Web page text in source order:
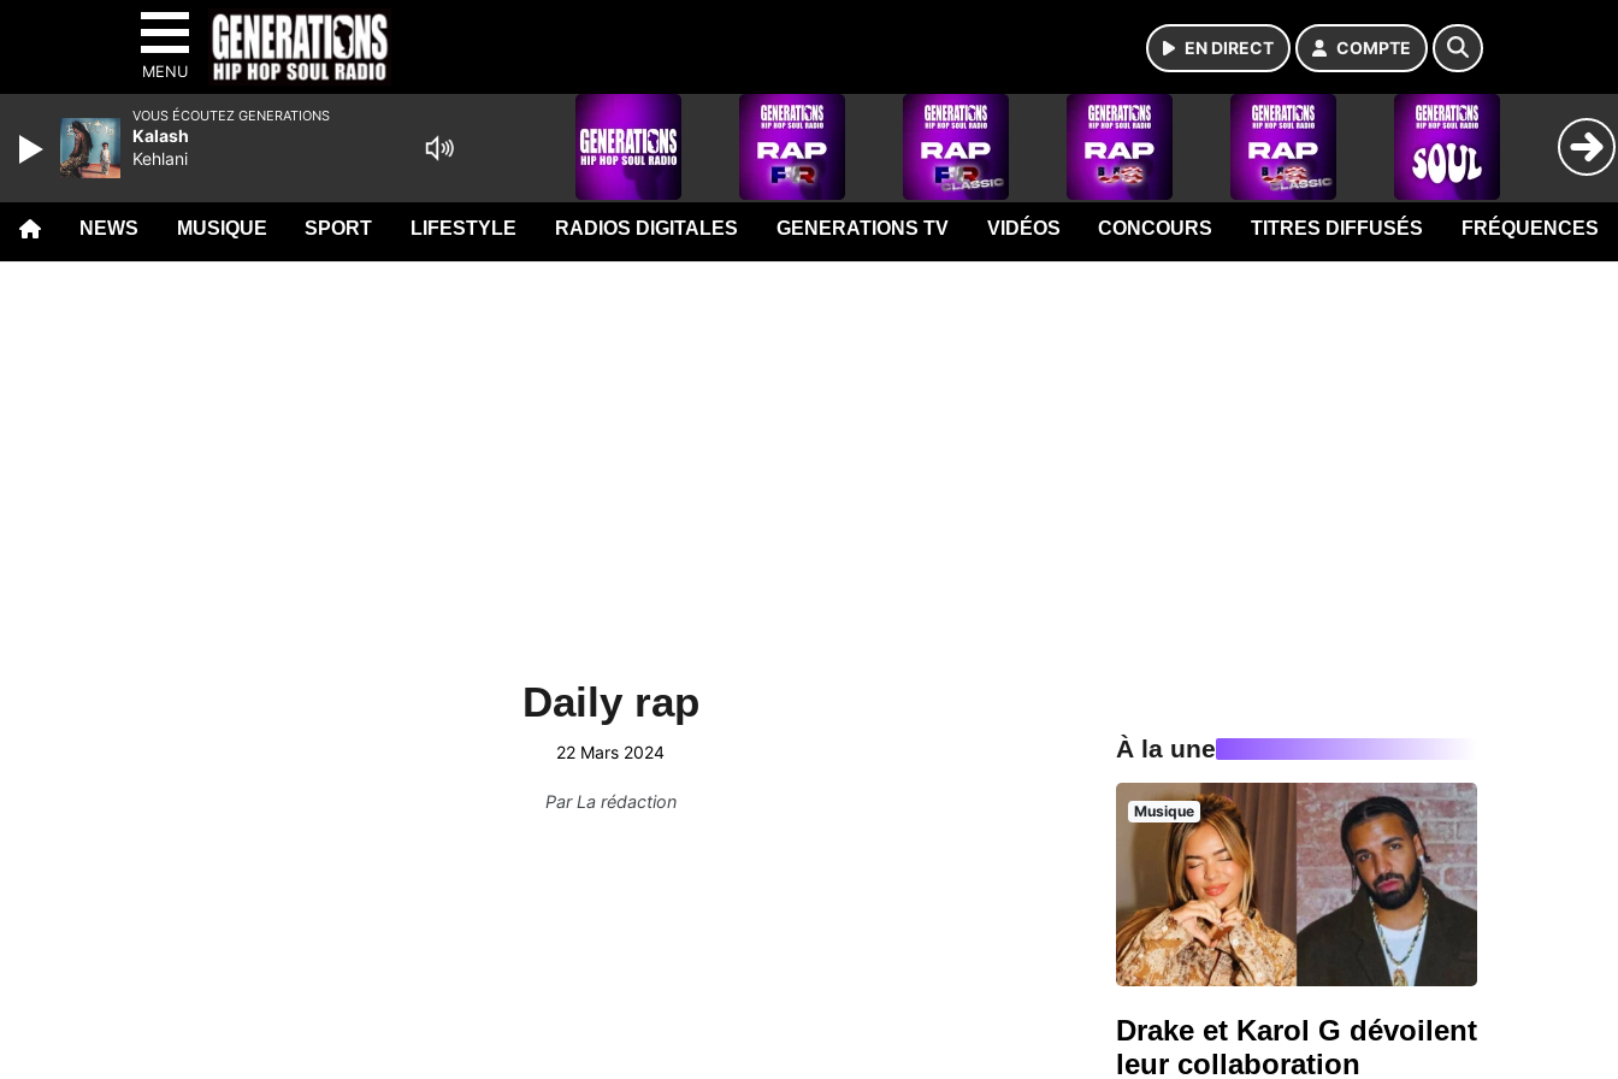
MENU
EN DIRECT COMPTE
NEWS MUSIQUE SPORT LIFESTYLE RADIOS DIGITALES GENERATIONS TV VIDÉOS CONCOURS TITRES DIFFUSÉS FRÉQUENCES
Daily rap
22 Mars 2024
ParLa rédaction
À la une
Musique
Drake et Karol G dévoilent
leur collaboration
VOUS ÉCOUTEZ GENERATIONS
Kalash
Kehlani